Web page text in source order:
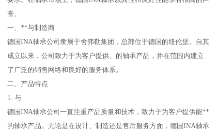
誉。
一、**与制造商
德国INA轴承公司隶属于舍弗勒集团，总部位于德国的纽伦堡。自其
成立以来，公司致力于为客户提供、的轴承产品，并在范围内建立
了广泛的销售网络和良好的服务体系。
二、产品特点
1. 与
德国INA轴承公司一直注重产品质量和技术，致力于为客户提供能**
的轴承产品。无论是在设计、制造还是售后服务方面，德国INA轴承